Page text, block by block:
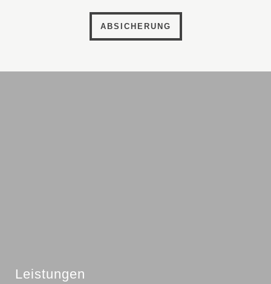
ABSICHERUNG
Leistungen